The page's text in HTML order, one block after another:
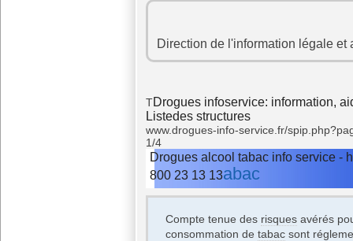
Direction de l'information légale et
TDrogues infoservice: information,
Listedes structures
www.drogues-info-service.fr/
1/4
Drogues alcool tabac info service -
800 23 13 13abac
Compte tenue des risques avérés
consommation de tabac sont